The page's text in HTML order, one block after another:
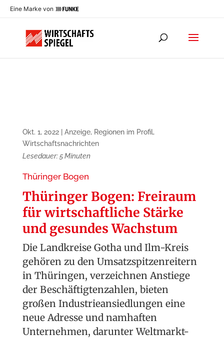
Eine Marke von
Okt. 1, 2022| Anzeige, Regionen im Profil,
Wirtschaftsnachrichten
Lesedauer: 5 Minuten
Thüringer Bogen
Thüringer Bogen: Freiraum
für wirtschaftliche Stärke
und gesundes Wachstum
Die Landkreise Gotha und Ilm-Kreis
gehören zu den Umsatzspitzenreitern
in Thüringen, verzeichnen Anstiege
der Beschäftigtenzahlen, bieten
großen Industrie­ansiedlungen eine
neue Adresse und namhaften
Unternehmen, darunter Weltmarkt-